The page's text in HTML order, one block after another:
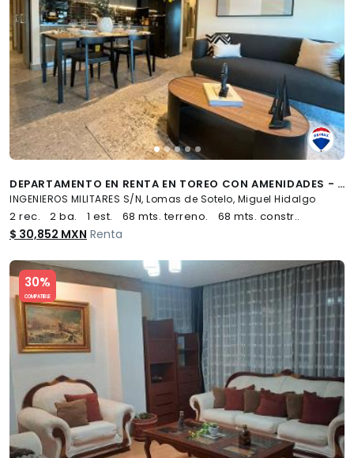
DEPARTAMENTO EN RENTA EN TOREO CON AMENIDADES - (34)
INGENIEROS MILITARES S/N, Lomas de Sotelo, Miguel Hidalgo
2 rec. 2 ba. 1 est. 68 mts. terreno. 68 mts. constr..
$ 30,852 MXN Renta
30%
COMPATIBLE
Slide 1 of 5